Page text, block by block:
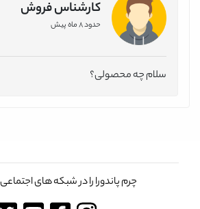
کارشناس فروش
حدود 8 ماه پیش
سلام چه محصولی؟
چرم پاندورا را در شبکه های اجتماعی